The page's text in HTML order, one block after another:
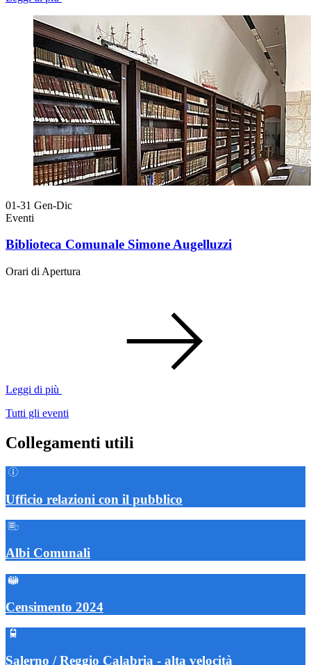
01-31 Gen-Dic
Eventi
Biblioteca Comunale Simone Augelluzzi
Orari di Apertura
Leggi di più
Tutti gli eventi
Collegamenti utili
Ufficio relazioni con il pubblico
Albi Comunali
Censimento 2024
Salerno / Reggio Calabria - alta velocità